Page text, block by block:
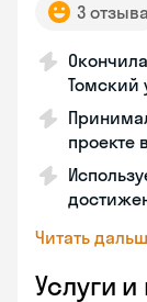
3 отзыва
Томский
проекте
Читать
Услуги